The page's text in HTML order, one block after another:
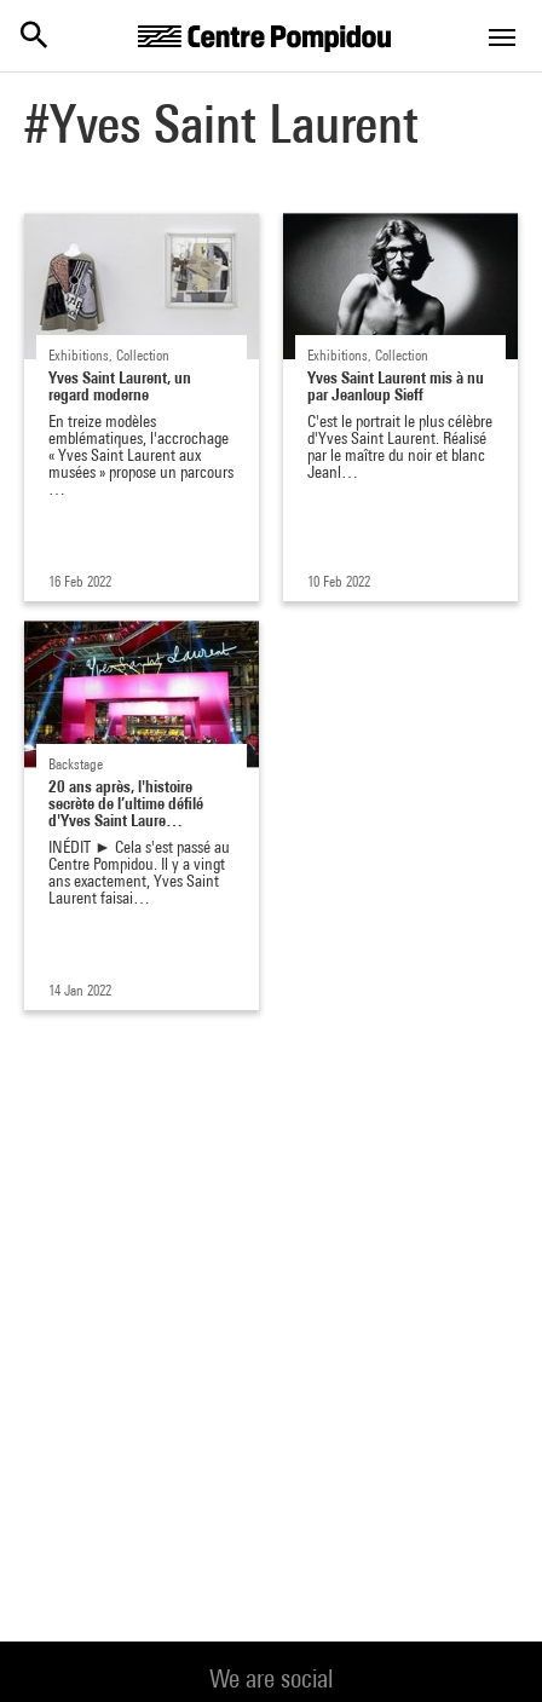
#Yves Saint Laurent
Exhibitions, Collection
Yves Saint Laurent, un
regard moderne
En treize modèles
emblématiques, l'accrochage
« Yves Saint Laurent aux
musées » propose un parcours
…
16 Feb 2022
Exhibitions, Collection
Yves Saint Laurent mis à nu
par Jeanloup Sieff
C'est le portrait le plus célèbre
d'Yves Saint Laurent. Réalisé
par le maître du noir et blanc
Jeanl…
10 Feb 2022
Backstage
20 ans après, l'histoire
secrète de l’ultime défilé
d'Yves Saint Laure…
INÉDIT ► Cela s'est passé au
Centre Pompidou. Il y a vingt
ans exactement, Yves Saint
Laurent faisai…
14 Jan 2022
We are social